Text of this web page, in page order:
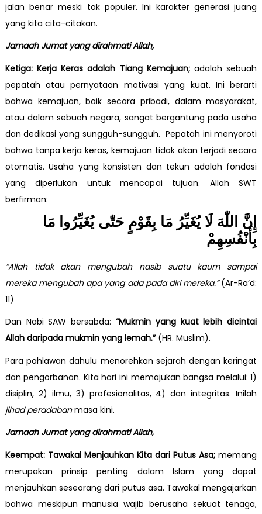
jalan benar meski tak populer. Ini karakter generasi juang
yang kita cita-citakan.
Jamaah Jumat yang dirahmati Allah,
Ketiga: Kerja Keras adalah Tiang Kemajuan;adalah sebuah
pepatah atau pernyataan motivasi yang kuat. Ini berarti
bahwa kemajuan, baik secara pribadi, dalam masyarakat,
atau dalam sebuah negara, sangat bergantung pada usaha
dan dedikasi yang sungguh-sungguh. Pepatah ini menyoroti
bahwa tanpa kerja keras, kemajuan tidak akan terjadi secara
otomatis. Usaha yang konsisten dan tekun adalah fondasi
yang diperlukan untuk mencapai tujuan. Allah SWT
berfirman:
إِنَّ اللّٰهَ لَا يُغَيِّرُ مَا بِقَوْمٍ حَتّٰى يُغَيِّرُوا مَا
بِأَنْفُسِهِمْ
“Allah tidak akan mengubah nasib suatu kaum sampai
mereka mengubah apa yang ada pada diri mereka.”(Ar-Ra’d:
11)
Dan Nabi SAW bersabda: “Mukmin yang kuat lebih dicintai
Allah daripada mukmin yang lemah.”(HR. Muslim).
Para pahlawan dahulu menorehkan sejarah dengan keringat
dan pengorbanan. Kita hari ini memajukan bangsa melalui: 1)
disiplin, 2) ilmu, 3) profesionalitas, 4) dan integritas. Inilah
jihad peradabanmasa kini.
Jamaah Jumat yang dirahmati Allah,
Keempat: Tawakal Menjauhkan Kita dari Putus Asa; memang
merupakan prinsip penting dalam Islam yang dapat
menjauhkan seseorang dari putus asa. Tawakal mengajarkan
bahwa meskipun manusia wajib berusaha sekuat tenaga,